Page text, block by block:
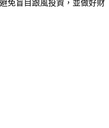
免盲目跟風投資，並做好財